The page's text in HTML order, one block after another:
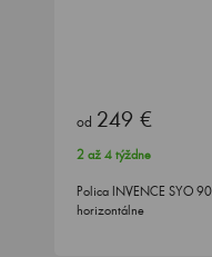
od 249 €
2 až 4 týždne
Polica INVENCE SYO
horizontálne